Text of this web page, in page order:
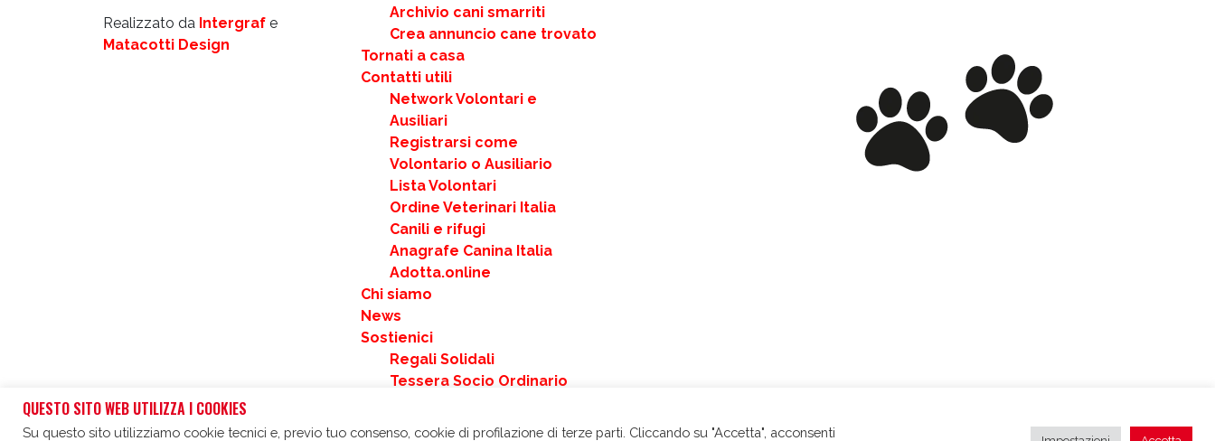
Realizzato da Intergraf e
Matacotti Design
Archivio cani smarriti
Crea annuncio cane trovato
Tornati a casa
Contatti utili
Network Volontari e
Ausiliari
Registrarsi come
Volontario o Ausiliario
Lista Volontari
Ordine Veterinari Italia
Canili e rifugi
Anagrafe Canina Italia
Adotta.online
Chi siamo
News
Sostienici
Regali Solidali
Tessera Socio Ordinario
CALENDARIO 2025 –
QUESTO SITO WEB UTILIZZA I COOKIES
Su questo sito utilizziamo cookie tecnici e, previo tuo consenso, cookie di profilazione di terze parti. Cliccando su "Accetta", acconsenti